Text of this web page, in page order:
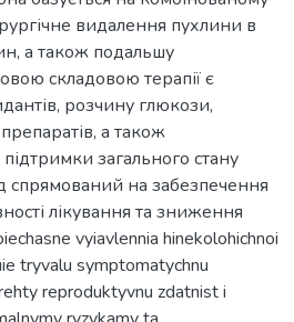
видалення пухлини в
а також подальшу
складовою терапії є
розчину глюкози,
а також
загального стану
спрямований на забезпечення
лікування та зниження
vyiavlennia hinekolohichnoi
tryvalu symptomatychnu
reproduktyvnu zdatnist i